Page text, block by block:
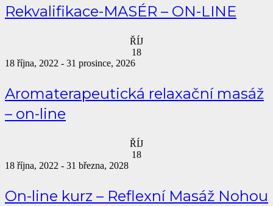
Rekvalifikace-MASÉR – ON-LINE
ŘÍJ
18
18 října, 2022 - 31 prosince, 2026
Aromaterapeutická relaxační masáž
– on-line
ŘÍJ
18
18 října, 2022 - 31 března, 2028
On-line kurz – Reflexní Masáž Nohou